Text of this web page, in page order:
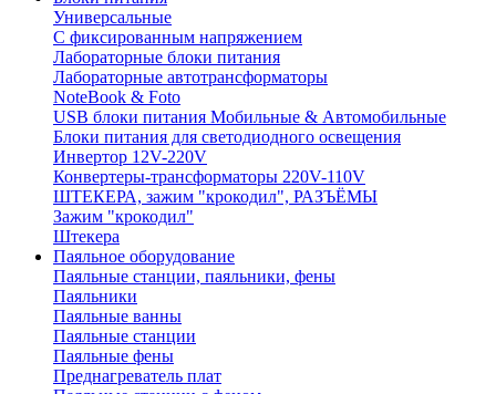
Универсальные
C фиксированным напряжением
Лабораторные блоки питания
Лабораторные автотрансформаторы
NoteBook & Foto
USB блоки питания Мобильные & Автомобильные
Блоки питания для светодиодного освещения
Инвертор 12V-220V
Конвертеры-трансформаторы 220V-110V
ШТЕКЕРА, зажим "крокодил", РАЗЪЁМЫ
Зажим "крокодил"
Штекера
Паяльное оборудование
Паяльные станции, паяльники, фены
Паяльники
Паяльные ванны
Паяльные станции
Паяльные фены
Преднагреватель плат